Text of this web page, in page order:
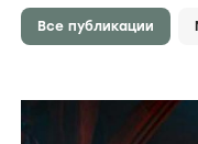
Все публикации